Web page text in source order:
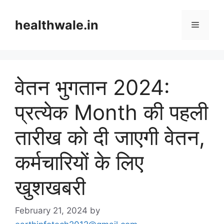
contenthealthwale.in Menu
वेतन भुगतान 2024:
प्रत्येक Month की पहली
तारीख को दी जाएगी वेतन,
कर्मचारियों के लिए
खुशखबरी
February 21, 2024 by